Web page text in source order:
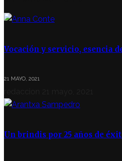
Vocación y servicio, esencia
21 MAYO, 2021
Un brindis por 25 años de